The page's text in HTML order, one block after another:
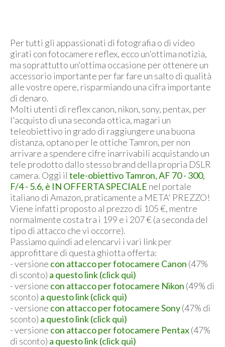
Per tutti gli appassionati di fotografia o di video
girati con fotocamere reflex, ecco un'ottima notizia,
ma soprattutto un'ottima occasione per ottenere un
accessorio importante per far fare un salto di qualità
alle vostre opere, risparmiando una cifra importante
di denaro.
Molti utenti di reflex canon, nikon, sony, pentax, per
l'acquisto di una seconda ottica, magari un
teleobiettivo in grado di raggiungere una buona
distanza, optano per le ottiche Tamron, per non
arrivare a spendere cifre inarrivabili acquistando un
tele prodotto dallo stesso brand della propria DSLR
camera. Oggi il tele-obiettivo Tamron, AF 70 - 300,
F/4 - 5.6, è IN OFFERTA SPECIALE nel portale
italiano di Amazon, praticamente a META' PREZZO!
Viene infatti proposto al prezzo di 105 €, mentre
normalmente costa tra i 199 e i 207 € (a seconda del
tipo di attacco che vi occorre).
Passiamo quindi ad elencarvi i vari link per
approfittare di questa ghiotta offerta:
- versione con attacco per fotocamere Canon (47%
di sconto) a questo link (click qui)
- versione con attacco per fotocamere Nikon (49% di
sconto) a questo link (click qui)
- versione con attacco per fotocamere Sony(47% di
sconto) a questo link (click qui)
- versione con attacco per fotocamere Pentax(47%
di sconto) a questo link (click qui)